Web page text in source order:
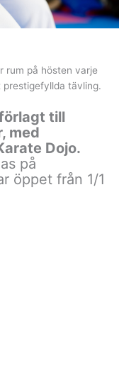
rum på hösten varje
tävling.
till
med
Dojo.
på
öppet från 1/1